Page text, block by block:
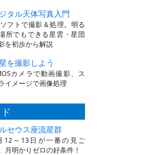
タル天体写真入門
フトで撮影＆処理。明る
所でもできる星雲・星団
を初歩から解説
を撮影しよう
カメラで動画撮影、ス
イメージで画像処理
セウス座流星群
12～13日が一番の見ご
月明かりゼロの好条件！